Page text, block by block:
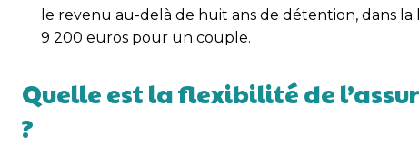
le revenu au-delà de huit ans de détention, dans
9 200 euros pour un couple.
Quelle est la flexibilité de
?